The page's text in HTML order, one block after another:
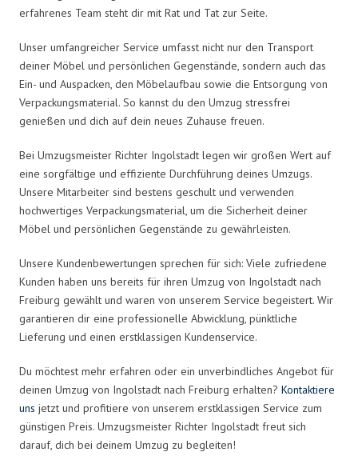
erfahrenes Team steht dir mit Rat und Tat zur Seite.
Unser umfangreicher Service umfasst nicht nur den Transport
deiner Möbel und persönlichen Gegenstände, sondern auch das
Ein- und Auspacken, den Möbelaufbau sowie die Entsorgung von
Verpackungsmaterial. So kannst du den Umzug stressfrei
genießen und dich auf dein neues Zuhause freuen.
Bei Umzugsmeister Richter Ingolstadt legen wir großen Wert auf
eine sorgfältige und effiziente Durchführung deines Umzugs.
Unsere Mitarbeiter sind bestens geschult und verwenden
hochwertiges Verpackungsmaterial, um die Sicherheit deiner
Möbel und persönlichen Gegenstände zu gewährleisten.
Unsere Kundenbewertungen sprechen für sich: Viele zufriedene
Kunden haben uns bereits für ihren Umzug von Ingolstadt nach
Freiburg gewählt und waren von unserem Service begeistert. Wir
garantieren dir eine professionelle Abwicklung, pünktliche
Lieferung und einen erstklassigen Kundenservice.
Du möchtest mehr erfahren oder ein unverbindliches Angebot für
deinen Umzug von Ingolstadt nach Freiburg erhalten? Kontaktiere
uns jetzt und profitiere von unserem erstklassigen Service zum
günstigen Preis. Umzugsmeister Richter Ingolstadt freut sich
darauf, dich bei deinem Umzug zu begleiten!